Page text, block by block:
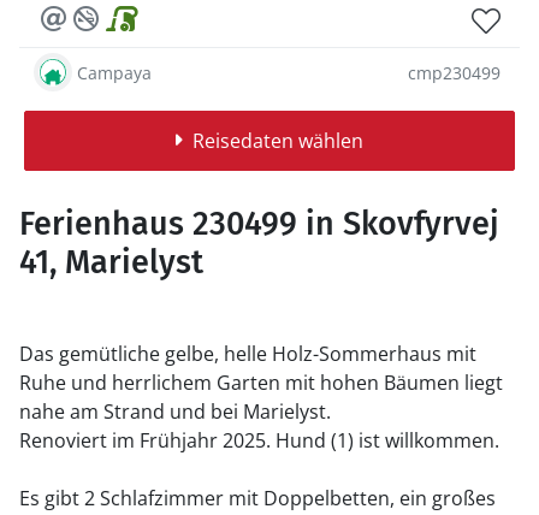
Campaya cmp230499
Reisedaten wählen
Ferienhaus 230499 in Skovfyrvej
41, Marielyst
Das gemütliche gelbe, helle Holz-Sommerhaus mit
Ruhe und herrlichem Garten mit hohen Bäumen liegt
nahe am Strand und bei Marielyst.
Renoviert im Frühjahr 2025. Hund (1) ist willkommen.
Es gibt 2 Schlafzimmer mit Doppelbetten, ein großes